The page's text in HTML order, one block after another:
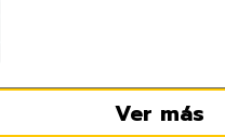
Ver más